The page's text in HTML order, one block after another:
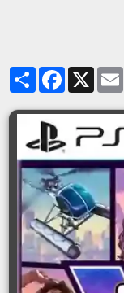
PartagerFacebook
X